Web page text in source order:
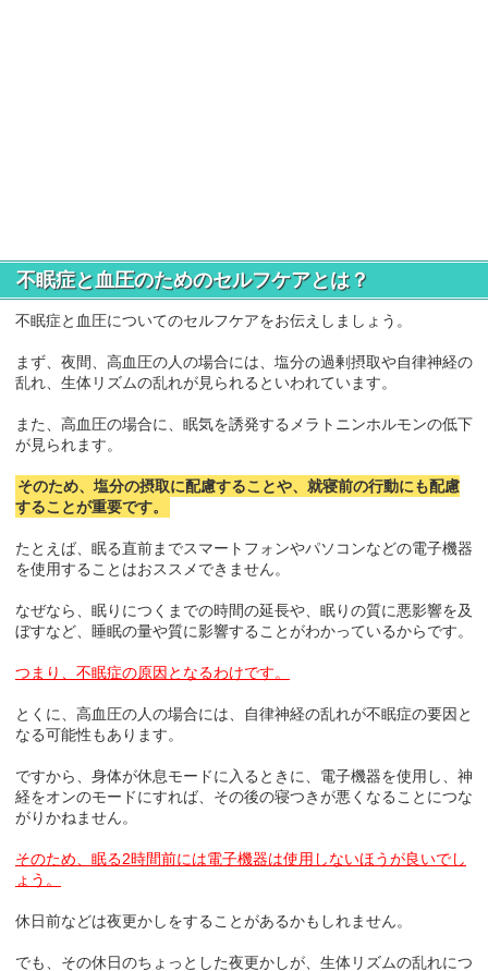
不眠症と血圧のためのセルフケアとは？
不眠症と血圧についてのセルフケアをお伝えしましょう。
まず、夜間、高血圧の人の場合には、塩分の過剰摂取や自律神経の
乱れ、生体リズムの乱れが見られるといわれています。
また、高血圧の場合に、眠気を誘発するメラトニンホルモンの低下
が見られます。
そのため、塩分の摂取に配慮することや、就寝前の行動にも配慮
することが重要です。
たとえば、眠る直前までスマートフォンやパソコンなどの電子機器
を使用することはおススメできません。
なぜなら、眠りにつくまでの時間の延長や、眠りの質に悪影響を及
ぼすなど、睡眠の量や質に影響することがわかっているからです。
つまり、不眠症の原因となるわけです。
とくに、高血圧の人の場合には、自律神経の乱れが不眠症の要因と
なる可能性もあります。
ですから、身体が休息モードに入るときに、電子機器を使用し、神
経をオンのモードにすれば、その後の寝つきが悪くなることにつな
がりかねません。
そのため、眠る2時間前には電子機器は使用しないほうが良いでし
ょう。
休日前などは夜更かしをすることがあるかもしれません。
でも、その休日のちょっとした夜更かしが、生体リズムの乱れにつ